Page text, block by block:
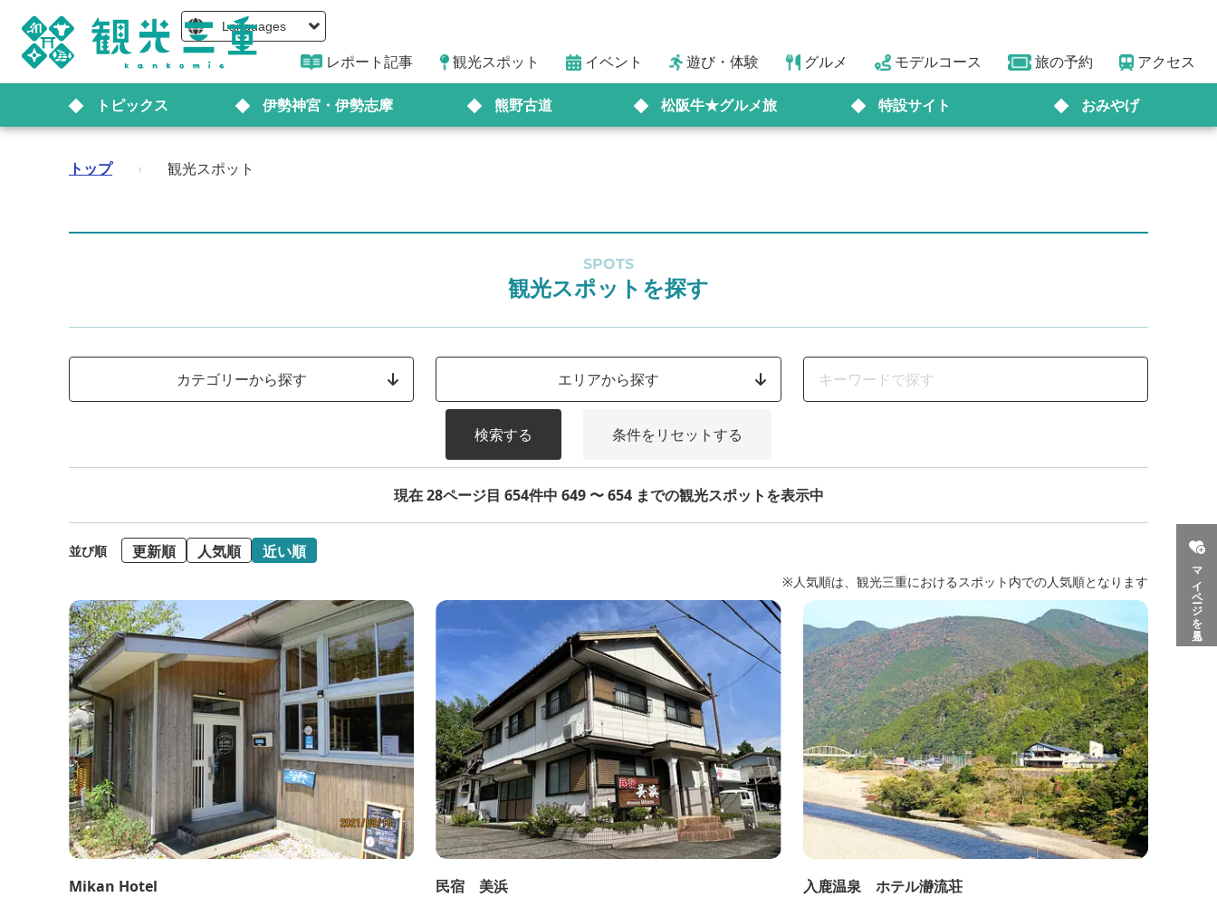
Languages
レポート記事 観光スポット イベント 遊び・体験 グルメ モデルコース 旅の予約 アクセス
トピックス 伊勢神宮・伊勢志摩 熊野古道 松阪牛★グルメ旅 特設サイト おみやげ
マイページを見る
トップ › 観光スポット
SPOTS
観光スポットを探す
カテゴリーから探す エリアから探す
検索する 条件をリセットする
現在 28ページ目 654件中 649 〜 654 までの観光スポットを表示中
並び順 更新順 人気順 近い順
※人気順は、観光三重におけるスポット内での人気順となります
Mikan Hotel
民宿 美浜
入鹿温泉 ホテル瀞流荘